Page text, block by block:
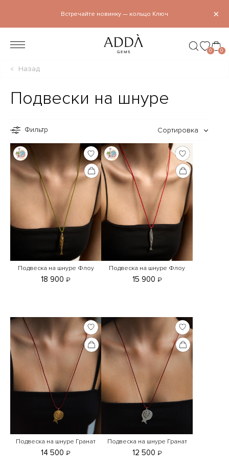
×
Встречайте новинку — кольцо Ключ
0 0
Назад
Подвески на шнуре
Сортировка
Фильтр
Подвеска на шнуре Флоу
18 900₽
Подвеска на шнуре Флоу
15 900 ₽
Подвеска на шнуре Гранат
14 500₽
Подвеска на шнуре Гранат
12 500 ₽